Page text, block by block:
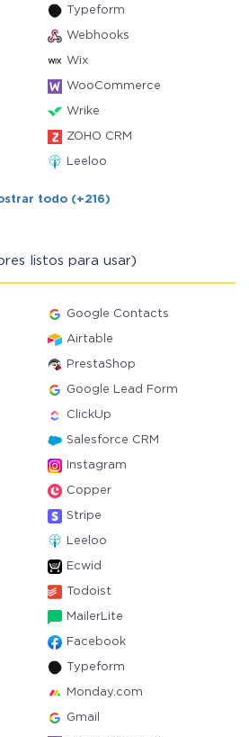
Typeform
Webhooks
Wix
WooCommerce
Wrike
ZOHO CRM
Leeloo
todo (+216)
listos para usar)
Google Contacts
Airtable
PrestaShop
Google Lead Form
ClickUp
Salesforce CRM
Instagram
Copper
Stripe
Leeloo
Ecwid
Todoist
MailerLite
Facebook
Typeform
Monday.com
Gmail